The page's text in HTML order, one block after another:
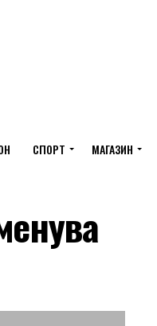
СПОРТ МАГАЗИН